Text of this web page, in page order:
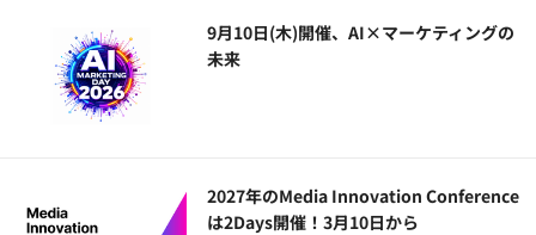
9月10日(木)開催、AI×マーケティングの
未来
2027年のMedia Innovation Conference
は2Days開催！3月10日から